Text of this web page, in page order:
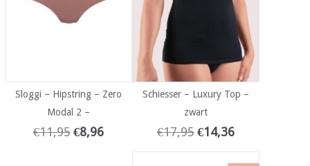
Sloggi – Hipstring – Zero
Modal 2 –
€11,95 €8,96
Schiesser – Luxury Top –
zwart
€17,95 €14,36